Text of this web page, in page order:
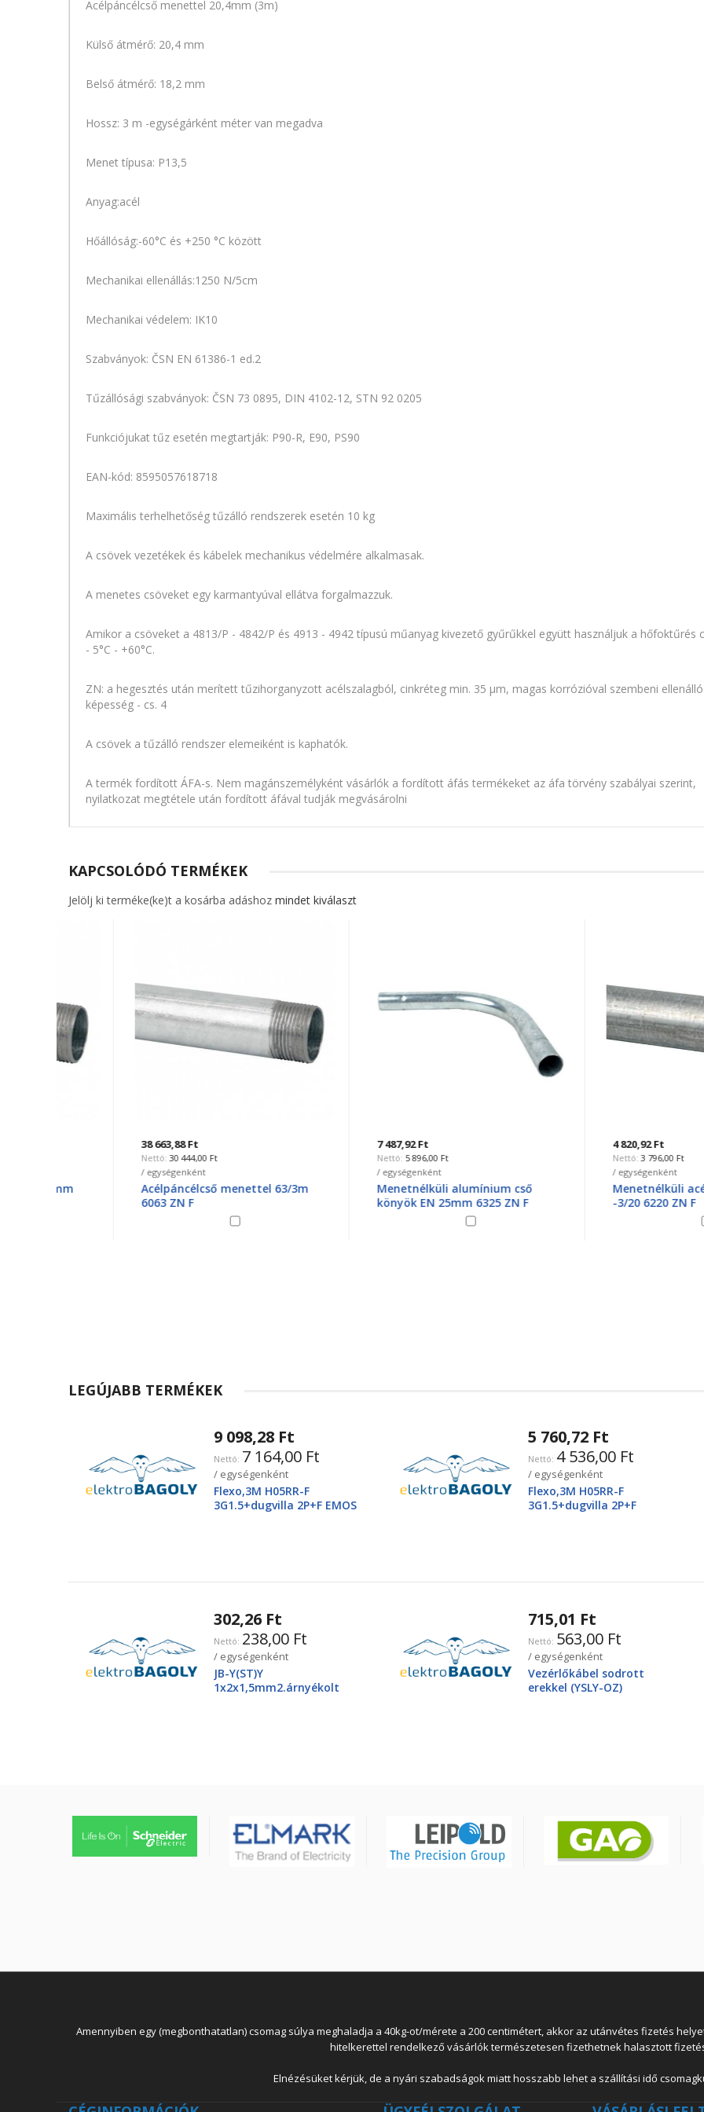
Acélpáncélcső menettel 20,4mm (3m)
Külső átmérő: 20,4 mm
Belső átmérő: 18,2 mm
Hossz: 3 m -egységárként méter van megadva
Menet típusa: P13,5
Anyag:acél
Hőállóság:-60°C és +250 °C között
Mechanikai ellenállás:1250 N/5cm
Mechanikai védelem: IK10
Szabványok: ČSN EN 61386-1 ed.2
Tűzállósági szabványok: ČSN 73 0895, DIN 4102-12, STN 92 0205
Funkciójukat tűz esetén megtartják: P90-R, E90, PS90
EAN-kód: 8595057618718
Maximális terhelhetőség tűzálló rendszerek esetén 10 kg
A csövek vezetékek és kábelek mechanikus védelmére alkalmasak.
A menetes csöveket egy karmantyúval ellátva forgalmazzuk.
Amikor a csöveket a 4813/P - 4842/P és 4913 - 4942 típusú műanyag kivezető gyűrűkkel együtt használjuk a hőfoktűrés
- 5°C - +60°C.
ZN: a hegesztés után merített tűzihorganyzott acélszalagból, cinkréteg min. 35 μm, magas korrózióval szembeni ellenálló
képesség - cs. 4
A csövek a tűzálló rendszer elemeiként is kaphatók.
A termék fordított ÁFA-s. Nem magánszemélyként vásárlók a fordított áfás termékeket az áfa törvény szabályai szerint,
nyilatkozat megtétele után fordított áfával tudják megvásárolni
KAPCSOLÓDÓ TERMÉKEK
Jelölj ki terméke(ke)t a kosárba adáshoz mindet kiválaszt
30 444,00 Ft
/ egységenként
Acélpáncélcső menettel 63/3m
5 896,00 Ft
/ egységenként
Menetnélküli alumínium cső
könyök EN 25mm 6325 ZN F
3 796,00 Ft
/ egységenként
Menetnélküli acélpáncélcső
-3/20 6220 ZN F
LEGÚJABB TERMÉKEK
9 098,28 Ft
7 164,00 Ft
/ egységenként
Flexo,3M H05RR-F
3G1.5+dugvilla 2P+F EMOS
5 760,72 Ft
4 536,00 Ft
/ egységenként
Flexo,3M H05RR-F
3G1.5+dugvilla 2P+F
302,26 Ft
238,00 Ft
/ egységenként
JB-Y(ST)Y
1x2x1,5mm2.árnyékolt
715,01 Ft
563,00 Ft
/ egységenként
Vezérlőkábel sodrott
erekkel (YSLY-OZ)
Amennyiben egy (megbonthatatlan) csomag súlya meghaladja a 40kg-ot/mérete a 200 centimétert, akkor az utánvétes fizetés
hitelkerettel rendelkező vásárlók természetesen fizethetnek halasztott
Elnézésüket kérjük, de a nyári szabadságok miatt hosszabb lehet a szállítási idő